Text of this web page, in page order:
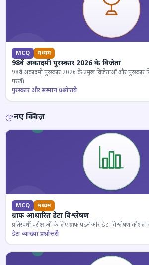
MCQ मध्यम
98वें अकादमी पुरस्कार 2026 के विजेता
98वें अकादमी पुरस्कार 2026 के प्रमुख विजेताओं और पुरस्कार
परखें।
पुरस्कार और सम्मान प्रश्नोत्तरी
नए क्विज़
MCQ मध्यम
ग्राफ आधारित डेटा विश्लेषण
प्रतिस्पर्धी परीक्षाओं के लिए ग्राफ पढ़ने और डेटा विश्लेषण
डेटा व्याख्या प्रश्नोत्तरी